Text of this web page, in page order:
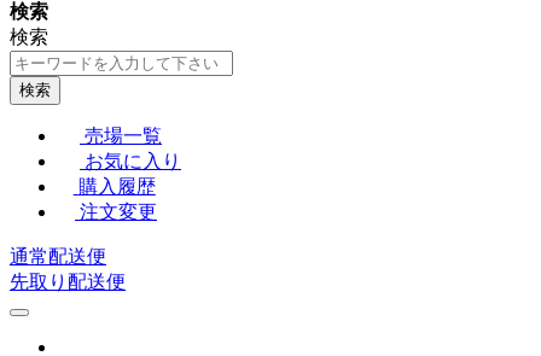
検索
検索
検索
売場一覧
お気に入り
購入履歴
注文変更
通常配送便
先取り配送便